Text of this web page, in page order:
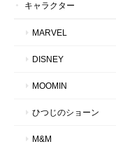
キャラクター
MARVEL
DISNEY
MOOMIN
ひつじのショーン
M&M